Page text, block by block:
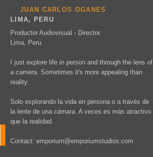
JUAN CARLOS OGANES
LIMA, PERU
Productor Audiovisual - Director.
Lima, Peru
I just explore life in person and through the lens of
a camera. Sometimes it's more appealing than
reality.
Solo explorando la vida en persona o a través de
la lente de una cámara. A veces es más atractivo
que la realidad.
Contact: emporium@emporiumstudios.com